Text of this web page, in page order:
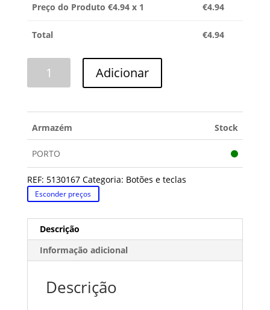
Preço do Produto €4.94 x 1 €4.94
Total €4.94
Adicionar
Armazém Stock
PORTO
REF: 5130167 Categoria: Botões e teclas
Esconder preços
Descrição
Informação adicional
Descrição